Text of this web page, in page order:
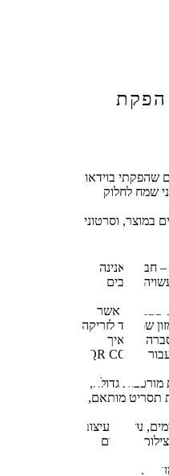
הפקת
שהפקתי בוידאו
שמח לחלוק
במוצר, וסרטוני
– חברת אנינה
רכיבים
אשר
שמיועד לזריקה
של איך
גדולה,
תסריט מותאם,
, עזרה בעיצוב
צילום השוטים
.